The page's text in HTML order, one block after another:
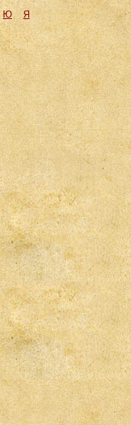
Ю Я